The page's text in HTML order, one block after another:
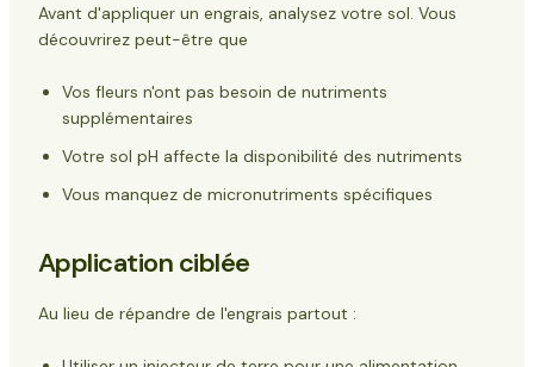
Avant d'appliquer un engrais, analysez votre sol. Vous
découvrirez peut-être que
Vos fleurs n'ont pas besoin de nutriments
supplémentaires
Votre sol pH affecte la disponibilité des nutriments
Vous manquez de micronutriments spécifiques
Application ciblée
Au lieu de répandre de l'engrais partout :